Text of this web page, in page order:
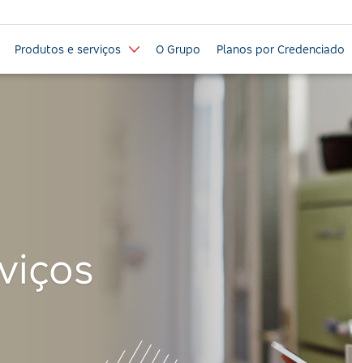
Produtos e serviços O Grupo Planos por Credenciado